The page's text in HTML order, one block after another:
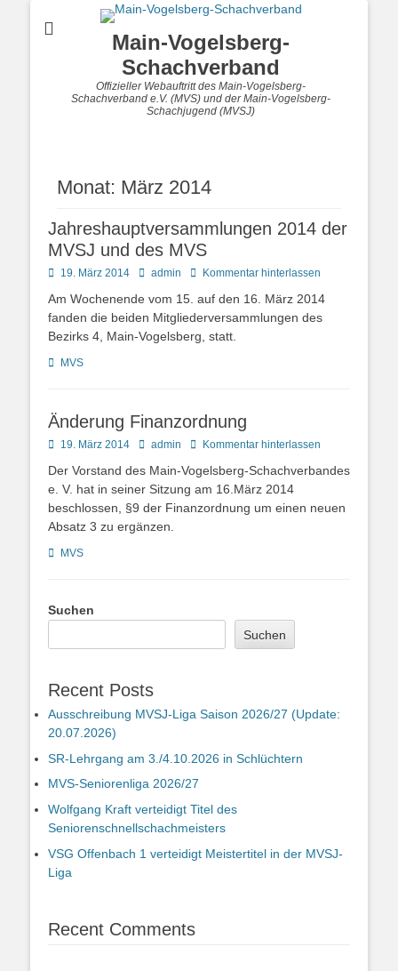
Main-Vogelsberg-
Schachverband
Offizieller Webauftritt des Main-Vogelsberg-
Schachverband e.V. (MVS) und der Main-Vogelsberg-
Schachjugend (MVSJ)
Monat: März 2014
Jahreshauptversammlungen 2014 der
MVSJ und des MVS
Posted
19. März 2014 Autoradmin Kommentar hinterlassen
Am Wochenende vom 15. auf den 16. März 2014
fanden die beiden Mitgliederversammlungen des
Bezirks 4, Main-Vogelsberg, statt.
Kategorien
MVS
Änderung Finanzordnung
Posted
19. März 2014 Autoradmin Kommentar hinterlassen
Der Vorstand des Main-Vogelsberg-Schachverbandes
e. V. hat in seiner Sitzung am 16.März 2014
beschlossen, §9 der Finanzordnung um einen neuen
Absatz 3 zu ergänzen.
Kategorien
MVS
Suchen
Suchen
Recent Posts
Ausschreibung MVSJ-Liga Saison 2026/27 (Update:
20.07.2026)
SR-Lehrgang am 3./4.10.2026 in Schlüchtern
MVS-Seniorenliga 2026/27
Wolfgang Kraft verteidigt Titel des
Seniorenschnellschachmeisters
VSG Offenbach 1 verteidigt Meistertitel in der MVSJ-
Liga
Recent Comments